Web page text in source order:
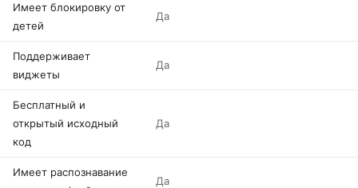
Имеет блокировку от
детей
Да
Поддерживает
виджеты
Да
Бесплатный и
открытый исходный
код
Да
Имеет распознавание
Да